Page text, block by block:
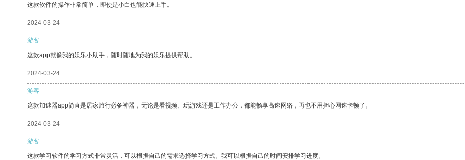
这款软件的操作非常简单，即使是小白也能快速上手。
2024-03-24
游客
这款app就像我的娱乐小助手，随时随地为我的娱乐提供帮助。
2024-03-24
游客
这款加速器app简直是居家旅行必备神器，无论是看视频、玩游戏还是工作办公，都能畅享高速网络，再也不用担心网速卡顿了。
2024-03-24
游客
这款学习软件的学习方式非常灵活，可以根据自己的需求选择学习方式。我可以根据自己的时间安排学习进度。